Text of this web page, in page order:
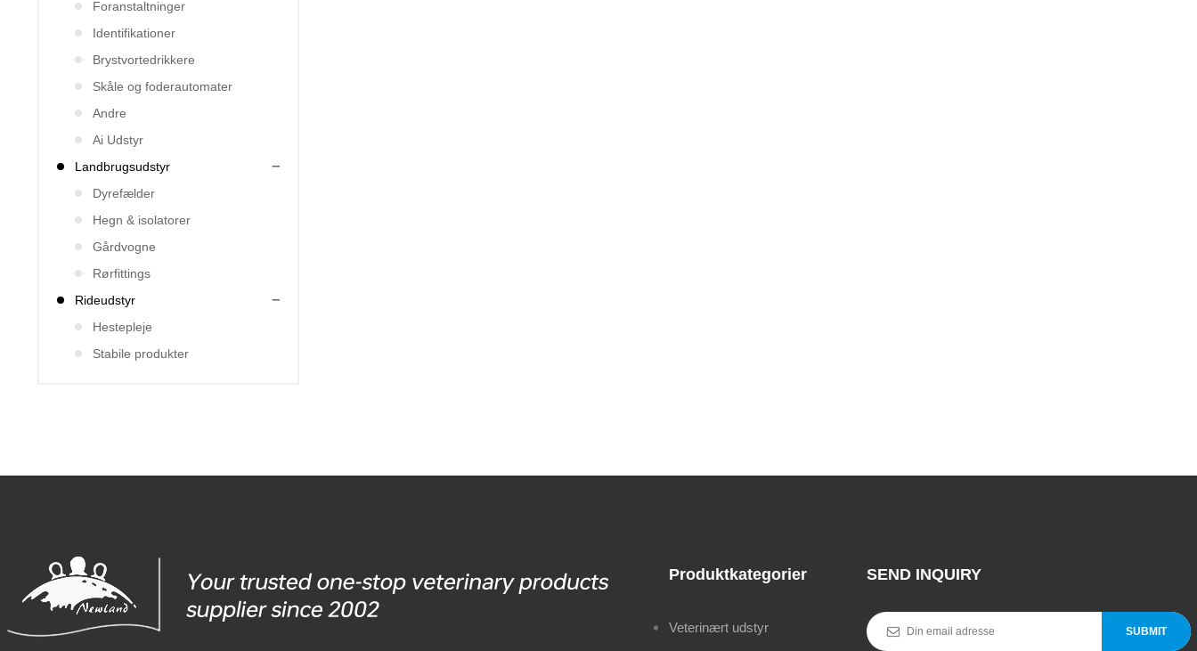
Foranstaltninger
Identifikationer
Brystvortedrikkere
Skåle og foderautomater
Andre
Ai Udstyr
Landbrugsudstyr
Dyrefælder
Hegn & isolatorer
Gårdvogne
Rørfittings
Rideudstyr
Hestepleje
Stabile produkter
Produktkategorier
Veterinært udstyr
SEND INQUIRY
SUBMIT